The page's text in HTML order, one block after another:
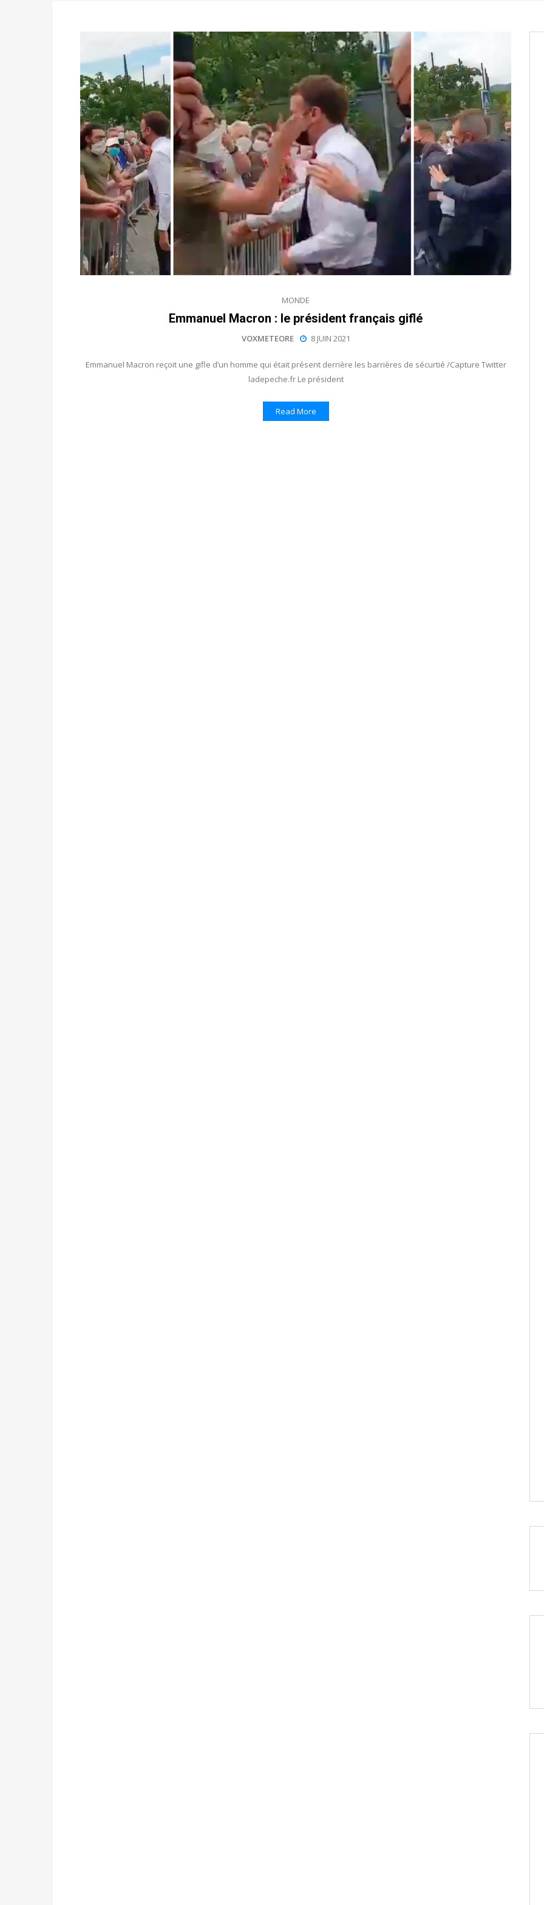
Délégués de bureaux de vote : vos informations à transmettre
avant le 16 mai 2026 à 16h
Politique- Proclamation des résultats globaux provisoires et des
statistiques des législatives et communales : ce 4 juin à 18h
Politique Suite de la publication des résultats partiels des élections de mai
ce 03 juin à 14h
Politique Suite de la publication des résultats partiels des élections de mai
– mardi 02 juin à 17h
MONDE
Emmanuel Macron : le président français giflé
VOXMETEORE 8 JUIN 2021
Emmanuel Macron reçoit une gifle d’un homme qui était présent derrière les barrières de sécurtié /Capture Twitter
ladepeche.fr Le président
Read More